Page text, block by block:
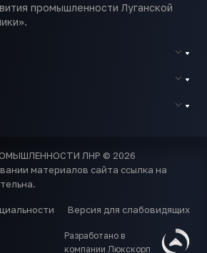
промышленности Луганской
ЛНР © 2026
материалов сайта ссылка на
Версия для слабовидящих
Разработано в
компании Люкскорп